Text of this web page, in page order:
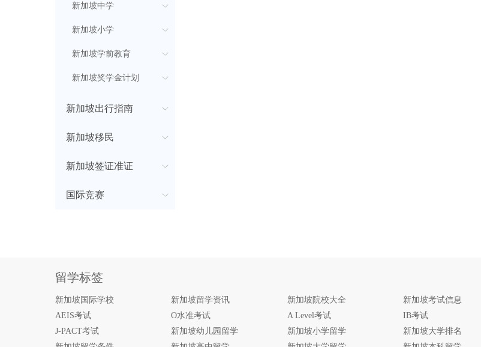
新加坡中学
新加坡小学
新加坡学前教育
新加坡奖学金计划
新加坡出行指南
新加坡移民
新加坡签证准证
国际竞赛
留学标签
新加坡国际学校 新加坡留学资讯 新加坡院校大全 新加坡考试信息
AEIS考试
O水准考试 A Level考试 IB考试
J-PACT考试
新加坡幼儿园留学 新加坡小学留学 新加坡大学排名